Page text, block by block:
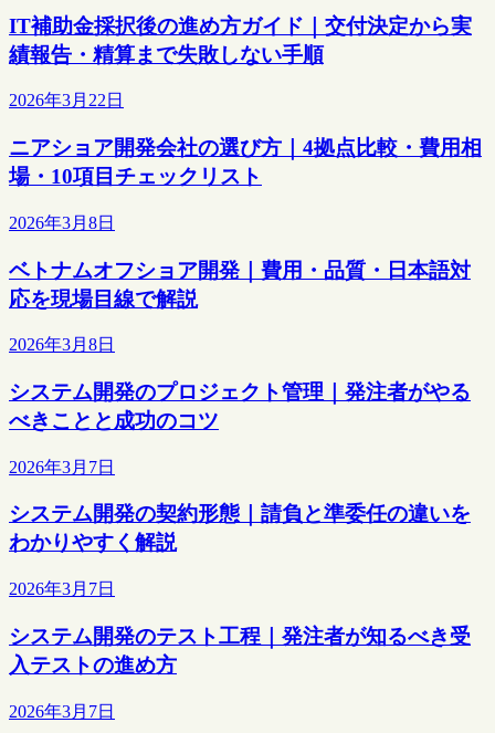
IT補助金採択後の進め方ガイド｜交付決定から実
績報告・精算まで失敗しない手順
2026年3月22日
ニアショア開発会社の選び方｜4拠点比較・費用相
場・10項目チェックリスト
2026年3月8日
ベトナムオフショア開発｜費用・品質・日本語対
応を現場目線で解説
2026年3月8日
システム開発のプロジェクト管理｜発注者がやる
べきことと成功のコツ
2026年3月7日
システム開発の契約形態｜請負と準委任の違いを
わかりやすく解説
2026年3月7日
システム開発のテスト工程｜発注者が知るべき受
入テストの進め方
2026年3月7日